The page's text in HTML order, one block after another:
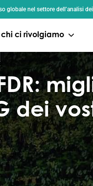
globale nel settore dell’analisi
chi ci rivolgiamo
dei